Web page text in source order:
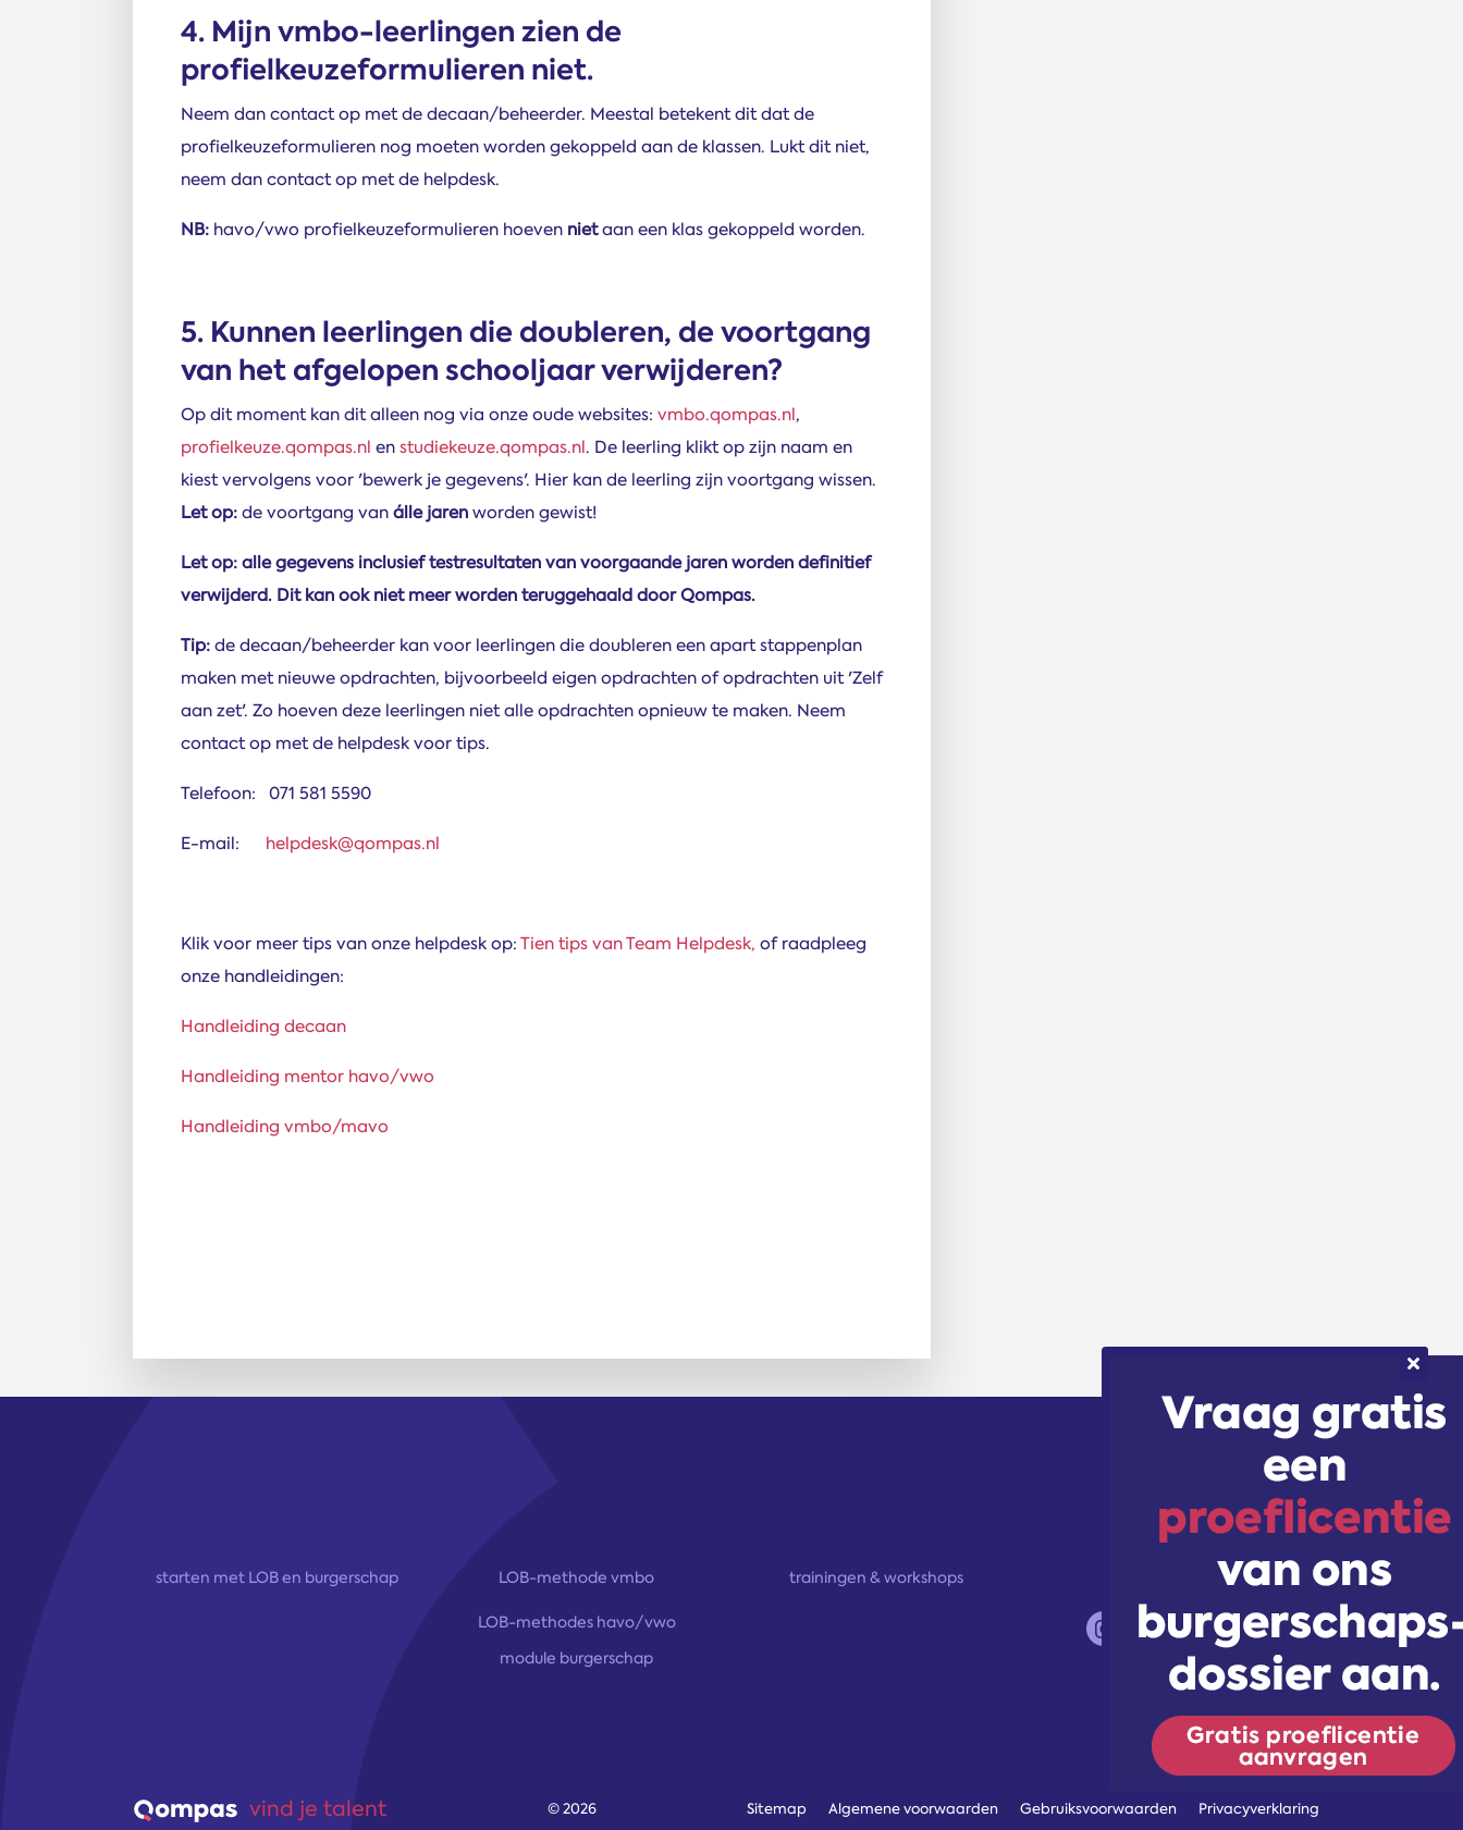
4. Mijn vmbo-leerlingen zien de
profielkeuzeformulieren niet.
Neem dan contact op met de decaan/beheerder. Meestal betekent dit dat de
profielkeuzeformulieren nog moeten worden gekoppeld aan de klassen. Lukt dit niet,
neem dan contact op met de helpdesk.
NB: havo/vwo profielkeuzeformulieren hoeven nietaan een klas gekoppeld worden.
5. Kunnen leerlingen die doubleren, de voortgang
van het afgelopen schooljaar verwijderen?
Op dit moment kan dit alleen nog via onze oude websites: vmbo.qompas.nl,
profielkeuze.qompas.nl enstudiekeuze.qompas.nl. De leerling klikt op zijn naam en
kiest vervolgens voor 'bewerk je gegevens'. Hier kan de leerling zijn voortgang wissen.
Let op:de voortgang vanálle jarenworden gewist!
Let op: alle gegevens inclusief testresultaten van voorgaande jaren worden definitief
verwijderd. Dit kan ook niet meer worden teruggehaald door Qompas.
Tip:de decaan/beheerder kan voor leerlingen die doubleren een apart stappenplan
maken met nieuwe opdrachten, bijvoorbeeld eigen opdrachten of opdrachten uit 'Zelf
aan zet'. Zo hoeven deze leerlingen niet alle opdrachten opnieuw te maken. Neem
contact op met de helpdesk voor tips.
Telefoon: 071 581 5590
E-mail: helpdesk@qompas.nl
Klik voor meer tips van onze helpdesk op:Tien tips van Team Helpdesk, of raadpleeg
onze handleidingen:
Handleiding decaan
Handleiding mentor havo/vwo
Handleiding vmbo/mavo
starten met LOB en burgerschap LOB-methode vmbo
LOB-methodes havo/vwo
module burgerschap
trainingen & workshops
Sitemap Algemene voorwaarden Gebruiksvoorwaarden Privacyverklaring
vind je talent © 2026